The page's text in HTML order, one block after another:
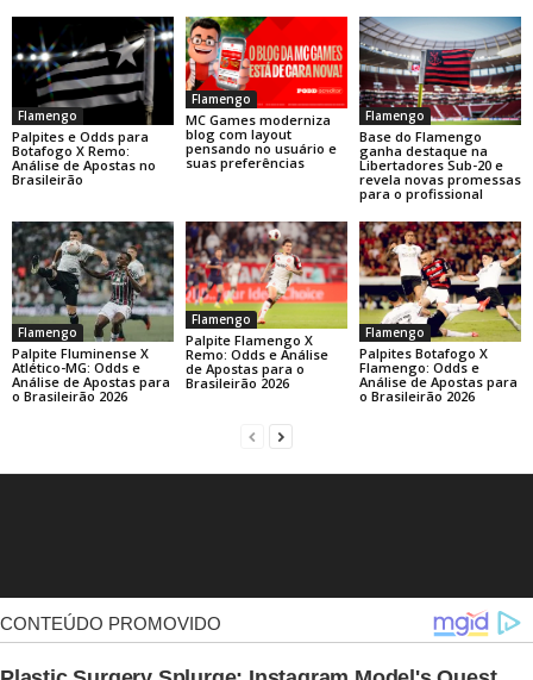
Flamengo
Palpites e Odds para
Botafogo X Remo:
Análise de Apostas no
Brasileirão
Flamengo
MC Games moderniza
blog com layout
pensando no usuário e
suas preferências
Flamengo
Base do Flamengo
ganha destaque na
Libertadores Sub-20 e
revela novas promessas
para o profissional
Flamengo
Palpite Fluminense X
Atlético-MG: Odds e
Análise de Apostas para
o Brasileirão 2026
Flamengo
Palpite Flamengo X
Remo: Odds e Análise
de Apostas para o
Brasileirão 2026
Flamengo
Palpites Botafogo X
Flamengo: Odds e
Análise de Apostas para
o Brasileirão 2026